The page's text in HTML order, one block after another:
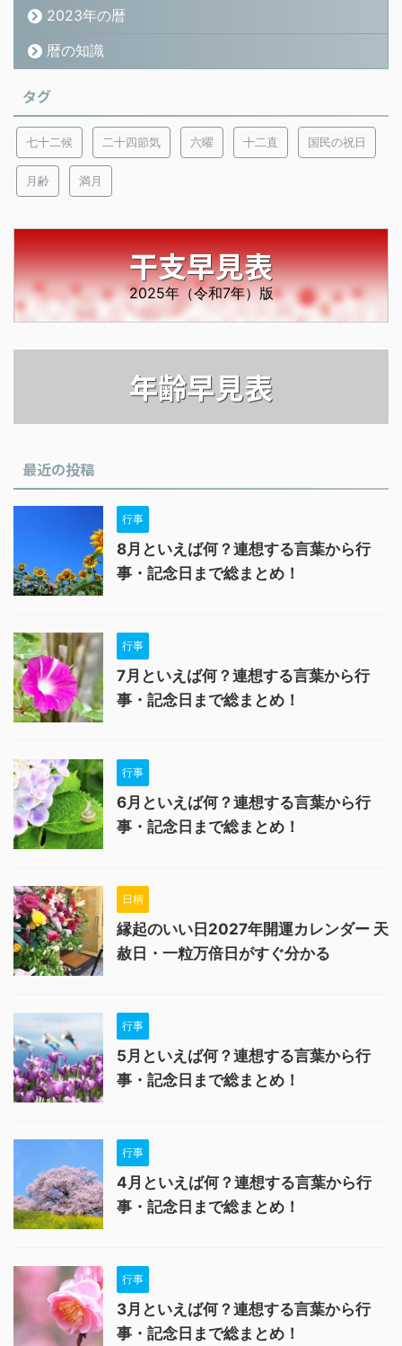
2023年の暦
暦の知識
タグ
七十二候 二十四節気 六曜 十二直 国民の祝日
月齢 満月
干支早見表
2025年（令和7年）版
年齢早見表
最近の投稿
行事
8月といえば何？連想する言葉から行
事・記念日まで総まとめ！
行事
7月といえば何？連想する言葉から行
事・記念日まで総まとめ！
行事
6月といえば何？連想する言葉から行
事・記念日まで総まとめ！
日柄
縁起のいい日2027年開運カレンダー 天
赦日・一粒万倍日がすぐ分かる
行事
5月といえば何？連想する言葉から行
事・記念日まで総まとめ！
行事
4月といえば何？連想する言葉から行
事・記念日まで総まとめ！
行事
3月といえば何？連想する言葉から行
事・記念日まで総まとめ！